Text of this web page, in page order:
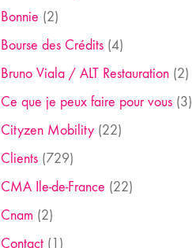
Bonnie (2)
Bourse des Crédits(4)
Bruno Viala / ALT Restauration(2)
Ce que je peux faire pour vous(3)
Cityzen Mobility(22)
Clients(729)
CMA Ile-de-France (22)
Cnam (2)
Contact(1)